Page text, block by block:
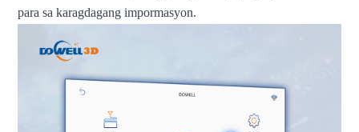
para sa karagdagang impormasyon.